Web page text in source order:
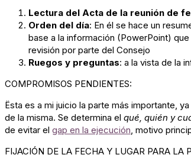
Lectura del Acta de la reunión de
Orden del día: En él se hace un
base a la información (PowerPoint)
revisión por parte del Consejo
Ruegos y preguntas: a la vista de la
COMPROMISOS PENDIENTES:
Ësta es a mi juicio la parte más importante,
de la misma. Se determina el qué, quién y
de evitar el gap en la ejecución, motivo
FIJACIÓN DE LA FECHA Y LUGAR PARA LA